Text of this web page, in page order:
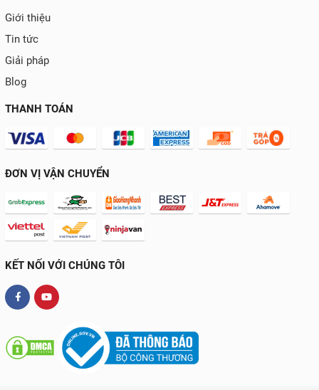
Giới thiệu
Tin tức
Giải pháp
Blog
THANH TOÁN
ĐƠN VỊ VẬN CHUYỂN
KẾT NỐI VỚI CHÚNG TÔI